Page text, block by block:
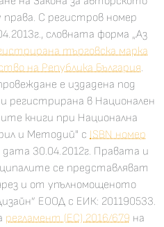
С регистров номер
словната форма „Аз
търговска марка
на Република България.
е издадена под
регистрирана в Национален
книги при Национална
и Методий" с ISBN номер
30.04.2012г. Правата и
се представляват
и от упълномощеното
ЕООД с ЕИК: 201190533.
регламент (ЕС) 2016/679 на